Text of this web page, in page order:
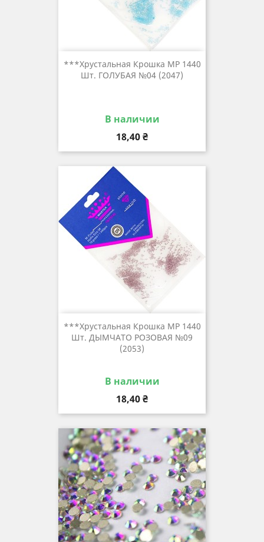
***Хрустальная Крошка MP 1440
Шт. ГОЛУБАЯ №04 (2047)
В наличии
Цена
18,40 ₴
***Хрустальная Крошка MP 1440
Шт. ДЫМЧАТО РОЗОВАЯ №09
(2053)
В наличии
Цена
18,40 ₴